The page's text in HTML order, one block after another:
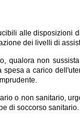
alle disposizioni
dei livelli di
qualora non
a carico
o non sanitario,
di soccorso sanitario.